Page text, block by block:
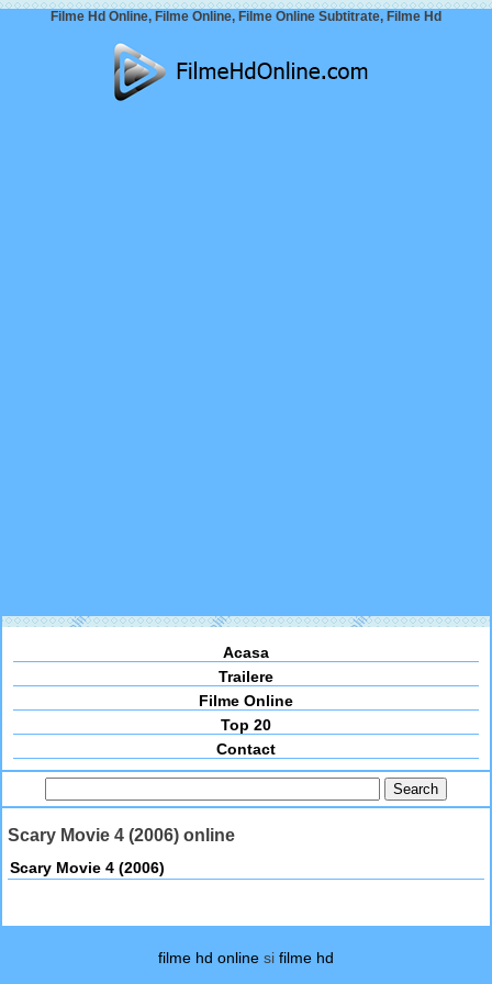
Filme Hd Online, Filme Online, Filme Online Subtitrate, Filme Hd
Acasa
Trailere
Filme Online
Top 20
Contact
Scary Movie 4 (2006) online
Scary Movie 4 (2006)
filme hd online si filme hd